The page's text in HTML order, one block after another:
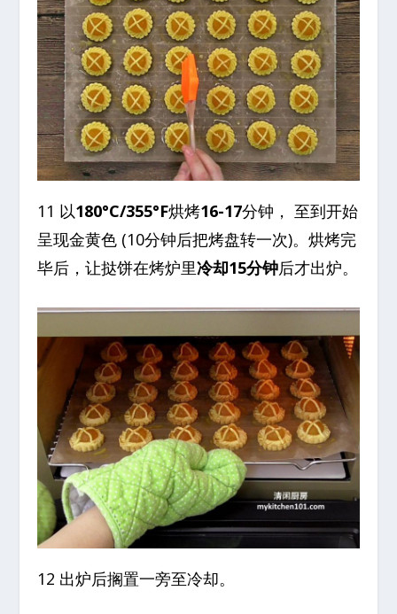
11 以180°C/355°F烘烤16-17分钟， 至到开始
呈现金黄色 (10分钟后把烤盘转一次)。烘烤完
毕后，让挞饼在烤炉里冷却15分钟后才出炉。
12 出炉后搁置一旁至冷却。